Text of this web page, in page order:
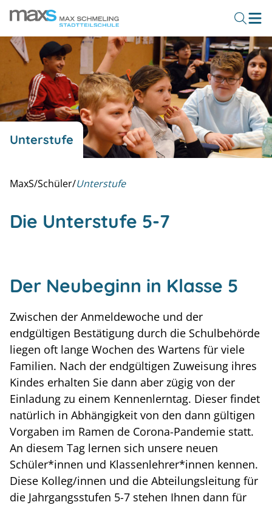
Unterstufe
MaxS/Schüler/Unterstufe
Die Unterstufe 5-7
Der Neubeginn in Klasse 5
Zwischen der Anmeldewoche und der
endgültigen Bestätigung durch die Schulbehörde
liegen oft lange Wochen des Wartens für viele
Familien. Nach der endgültigen Zuweisung ihres
Kindes erhalten Sie dann aber zügig von der
Einladung zu einem Kennenlerntag. Dieser findet
natürlich in Abhängigkeit von den dann gültigen
Vorgaben im Ramen de Corona-Pandemie statt.
An diesem Tag lernen sich unsere neuen
Schüler*innen und Klassenlehrer*innen kennen.
Diese Kolleg/innen und die Abteilungsleitung für
die Jahrgangsstufen 5-7 stehen Ihnen dann für